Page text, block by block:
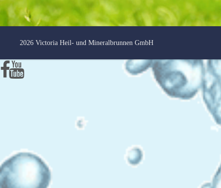
2026 Victoria Heil- und Mineralbrunnen GmbH